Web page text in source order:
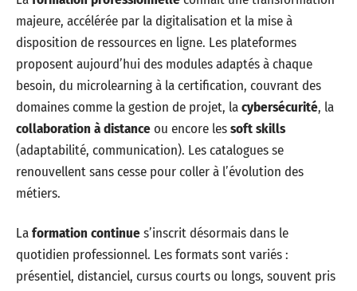
Se former n’a jamais été aussi
accessible : conseils et
ressources pour passer à
l’action
majeure, accélérée par la digitalisation et la mise à
disposition de ressources en ligne. Les plateformes
proposent aujourd’hui des modules adaptés à chaque